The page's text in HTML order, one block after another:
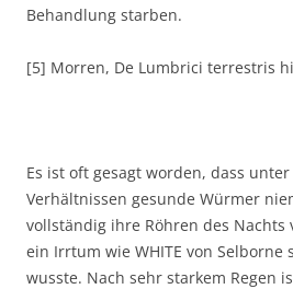
Behandlung starben.
[5] Morren, De Lumbrici terrestris
Es ist oft gesagt worden, dass
Verhältnissen gesunde Würmer
vollständig ihre Röhren des Nachts
ein Irrtum wie WHITE von Selborne
wusste. Nach sehr starkem Regen